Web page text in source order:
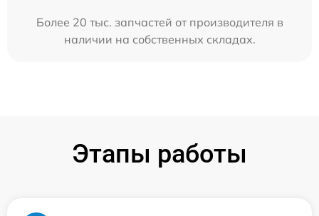
Более 20 тыс. запчастей от производителя в
наличии на собственных складах.
Этапы работы